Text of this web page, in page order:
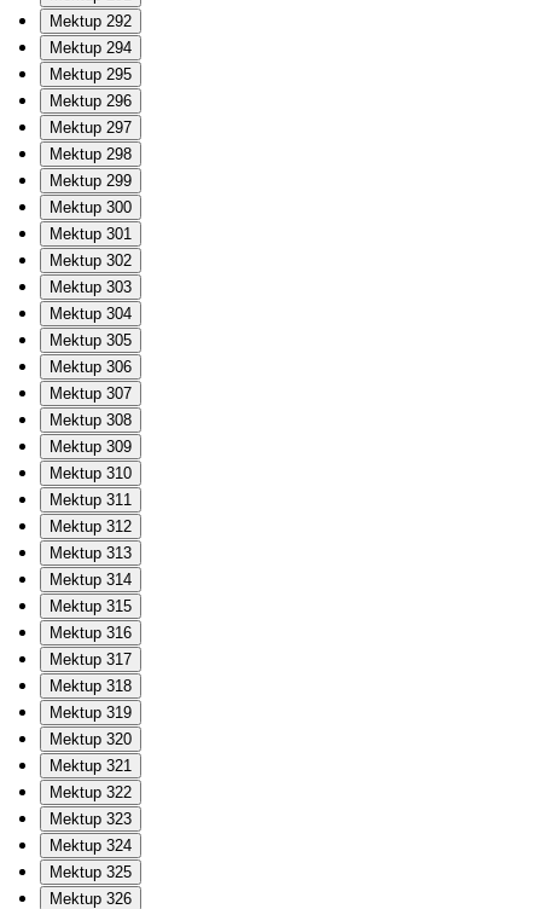
Mektup 292
Mektup 294
Mektup 295
Mektup 296
Mektup 297
Mektup 298
Mektup 299
Mektup 300
Mektup 301
Mektup 302
Mektup 303
Mektup 304
Mektup 305
Mektup 306
Mektup 307
Mektup 308
Mektup 309
Mektup 310
Mektup 311
Mektup 312
Mektup 313
Mektup 314
Mektup 315
Mektup 316
Mektup 317
Mektup 318
Mektup 319
Mektup 320
Mektup 321
Mektup 322
Mektup 323
Mektup 324
Mektup 325
Mektup 326